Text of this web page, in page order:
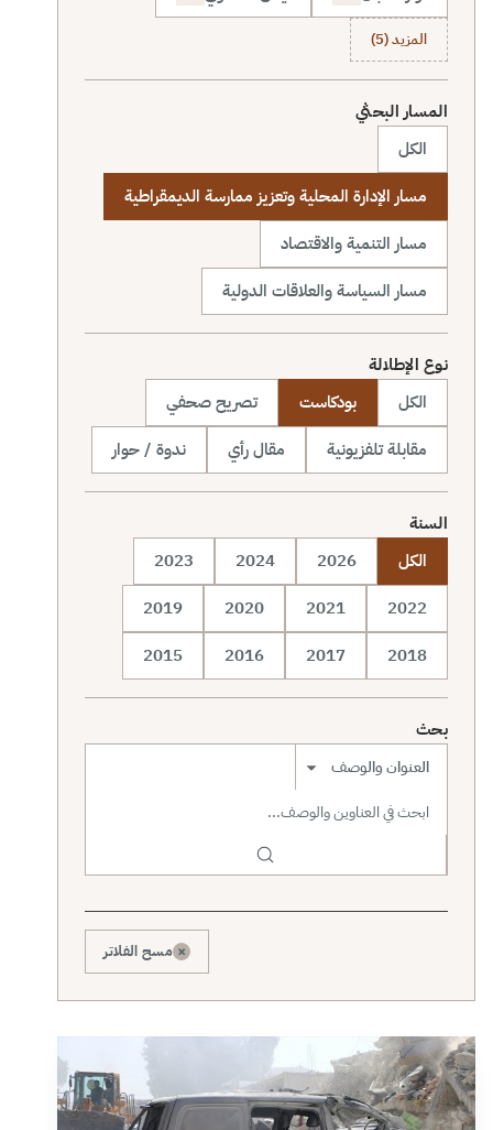
المزيد (5)
المسار البحثي
الكل
مسار الإدارة المحلية وتعزيز ممارسة الديمقراطية
مسار التنمية والاقتصاد
مسار السياسة والعلاقات الدولية
نوع الإطلالة
الكل
بودكاست
تصريح صحفي
مقابلة تلفزيونية
مقال رأي ندوة / حوار
السنة
الكل
2026
2024
2023
2022
2021
2020
2019
2018
2017
2016
2015
بحث
نطاق البحث
× مسح الفلاتر